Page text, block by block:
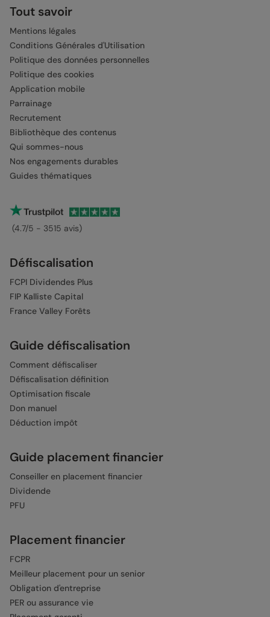
Tout savoir
Mentions légales
Conditions Générales d'Utilisation
Politique des données personnelles
Politique des cookies
Application mobile
Parrainage
Recrutement
Bibliothèque des contenus
Qui sommes-nous
Nos engagements durables
Guides thématiques
(4.7/5 - 3515 avis)
Défiscalisation
FCPI Dividendes Plus
FIP Kalliste Capital
France Valley Forêts
Guide défiscalisation
Comment défiscaliser
Défiscalisation définition
Optimisation fiscale
Don manuel
Déduction impôt
Guide placement financier
Conseiller en placement financier
Dividende
PFU
Placement financier
FCPR
Meilleur placement pour un senior
Obligation d'entreprise
PER ou assurance vie